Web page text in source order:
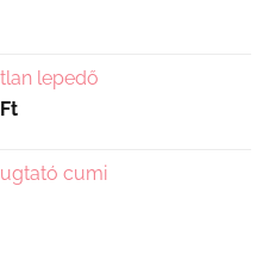
lepedő
FtÁrtartomány:
-
cumi